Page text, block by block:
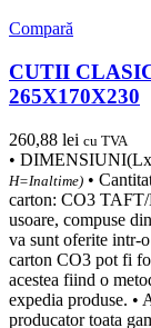
Compară
CUTII
265X170X230
260,88 lei cu TVA
•
H=Inaltime) •
carton: CO3 TAFT/
usoare, compuse
va sunt oferite intr-
carton CO3 pot fi
acestea fiind o
expedia produse. •
producator toata